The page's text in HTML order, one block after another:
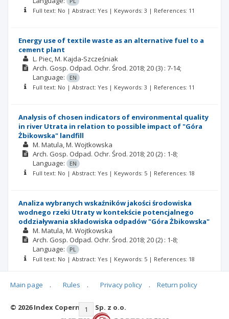
Full text: No | Abstract: Yes | Keywords: 3 | References: 11
Energy use of textile waste as an alternative fuel to a
cement plant
L. Piec M. Kajda-Szcześniak
Arch. Gosp. Odpad. Ochr. Środ. 2018; 20 (3) : 7-14;
Language:
EN
Full text: No | Abstract: Yes | Keywords: 3 | References: 11
Analysis of chosen indicators of environmental quality
in river Utrata in relation to possible impact of "Góra
Żbikowska" landfill
M. Matula M. Wojtkowska
Arch. Gosp. Odpad. Ochr. Środ. 2018; 20 (2) : 1-8;
Language:
EN
Full text: No | Abstract: Yes | Keywords: 5 | References: 18
Analiza wybranych wskaźników jakości środowiska
wodnego rzeki Utraty w kontekście potencjalnego
oddziaływania składowiska odpadów "Góra Żbikowska"
M. Matula M. Wojtkowska
Arch. Gosp. Odpad. Ochr. Środ. 2018; 20 (2) : 1-8;
Language:
PL
Full text: No | Abstract: Yes | Keywords: 5 | References: 18
|< << 1 2 3
Main page . Rules . Privacy policy . Return policy
© 2026 Index Copernicus Sp. z o.o.